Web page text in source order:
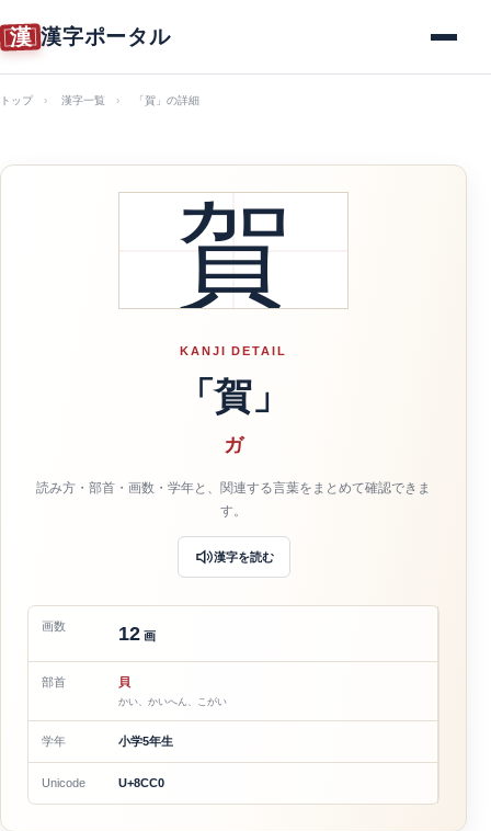
漢 漢字ポータル
トップ 漢字一覧 「賀」の詳細
賀
KANJI DETAIL
「賀」
ガ
読み方・部首・画数・学年と、関連する言葉をまとめて確認できま
す。
漢字を読む
画数 12 画
部首 貝
かい、かいへん、こがい
学年 小学5年生
Unicode U+8CC0